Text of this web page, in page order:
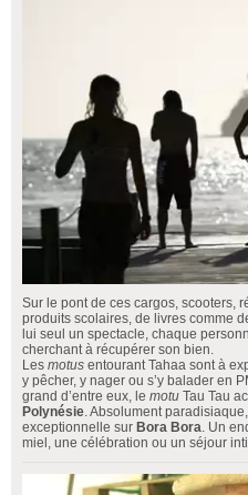
Sur le pont de ces cargos, scooters,
produits scolaires, de livres comme
lui seul un spectacle, chaque
cherchant à récupérer son bien.
Les motus entourant Tahaa sont à
y pêcher, y nager ou s’y balader en
grand d’entre eux, le motu Tau Tau
Polynésie. Absolument
exceptionnelle sur Bora Bora. Un
miel, une célébration ou un séjour